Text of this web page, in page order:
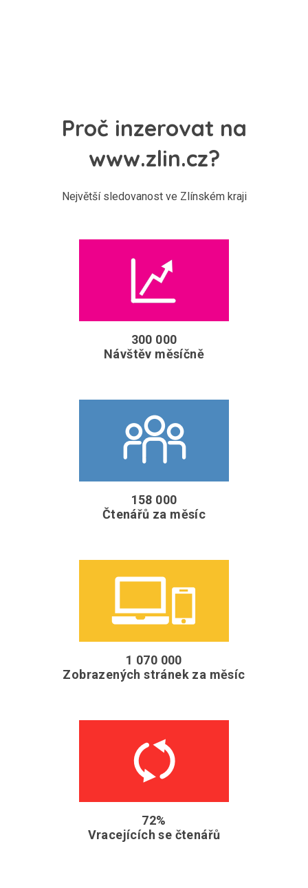
Proč inzerovat na
www.zlin.cz?
Největší sledovanost ve Zlínském kraji
300 000
Návštěv měsíčně
158 000
Čtenářů za měsíc
1 070 000
Zobrazených stránek za měsíc
72%
Vracejících se čtenářů